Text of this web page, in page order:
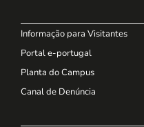
Informação para Visitantes
Portal e-portugal
Planta do Campus
Canal de Denúncia